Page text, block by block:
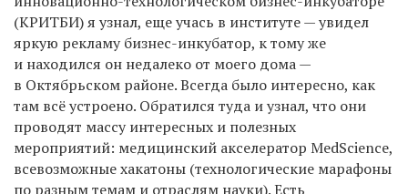
(КРИТБИ) я узнал, еще учась в институте — увидел
яркую рекламу бизнес-инкубатор, к тому же
и находился он недалеко от моего дома —
в Октябрьском районе. Всегда было интересно, как
там всё устроено. Обратился туда и узнал, что они
проводят массу интересных и полезных
мероприятий: медицинский акселератор MedScience,
всевозможные хакатоны (технологические марафоны
по разным темам и отраслям науки). Есть